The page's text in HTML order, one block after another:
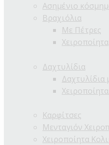
Ασημένιο
Βραχιόλια
Με Πέτρες
Χειροποίητα
Δαχτυλίδια
Δαχτυλίδια
Καρφίτσες
Μενταγιόν
Χειροποίητα